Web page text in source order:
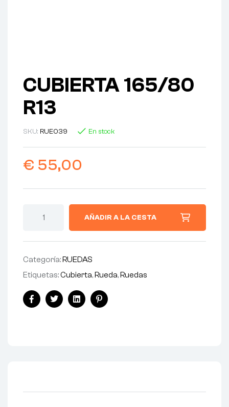
CUBIERTA 165/80
R13
SKU: RUE039 En stock
€ 55,00
AÑADIR A LA CESTA
Categoría:RUEDAS
Etiquetas:Cubierta,Rueda,Ruedas
FacebookTwitterLinkedinPinterest